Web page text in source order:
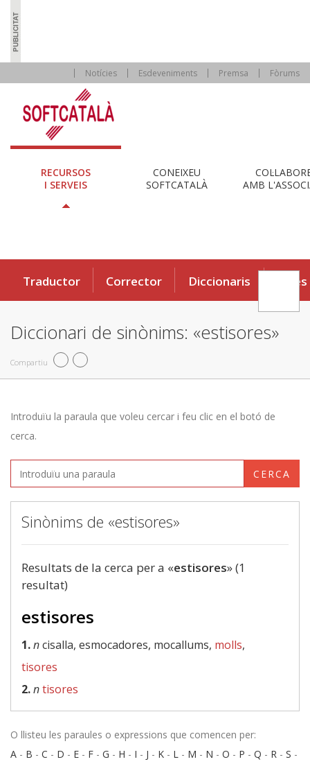
Notícies Esdeveniments Premsa Fòrums
RECURSOS
I SERVEIS
CONEIXEU
SOFTCATALÀ
AMB
Traductor Corrector Diccionaris Eines
Diccionari de sinònims: «estisores»
Compartiu
Introduïu la paraula que voleu cercar i feu clic en el botó de
cerca.
CERCA
Sinònims de «estisores»
Resultats de la cerca per a «estisores» (1
resultat)
estisores
1.ncisalla, esmocadores, mocallums, molls,
tisores
2.ntisores
O llisteu les paraules o expressions que comencen per:
A - B - C - D - E - F - G - H - I - J - K - L - M - N - O - P - Q - R - S -